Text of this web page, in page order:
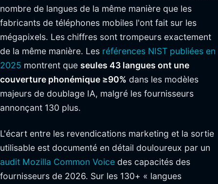
nombre de langues de la même manière que les
fabricants de téléphones mobiles l'ont fait sur les
mégapixels. Les chiffres sont trompeurs exactement
de la même manière. Les références NIST publiées en
2025 montrent que seules 43 langues ont une
couverture phonémique ≥90% dans les modèles
majeurs de doublage IA, malgré les fournisseurs
annonçant 130 plus.
L'écart entre les revendications marketing et la sortie
utilisable est documenté en détail douloureux par un
audit Mozilla Common Voice des capacités des
fournisseurs de 2026. Sur les 130+ « langues